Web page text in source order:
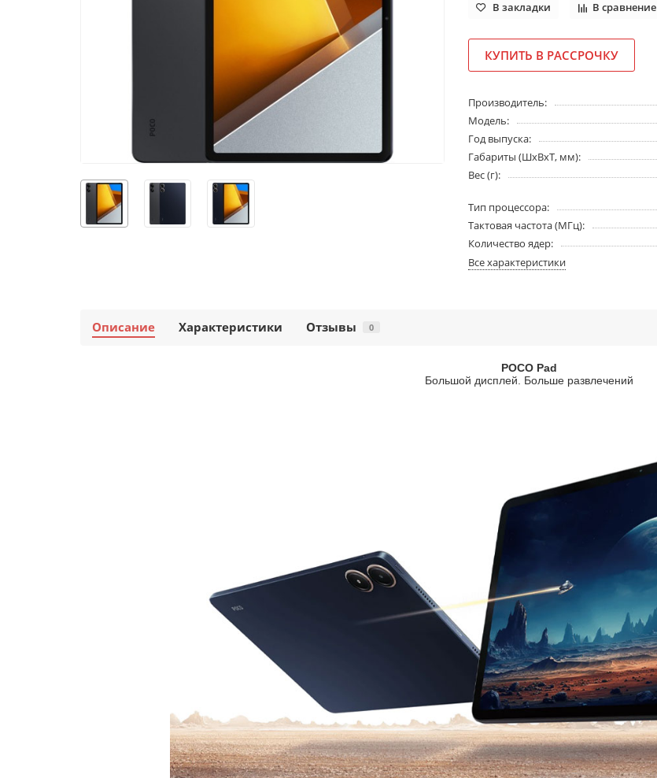
В закладки В сравнение
КУПИТЬ В РАССРОЧКУ
Производитель:
Модель:
Год выпуска:
Габариты (ШхВхТ, мм):
Вес (г):
Тип процессора:
Тактовая частота (МГц):
Количество ядер:
Все характеристики
Описание Характеристики Отзывы 0
POCO Pad
Большой дисплей. Больше развлечений